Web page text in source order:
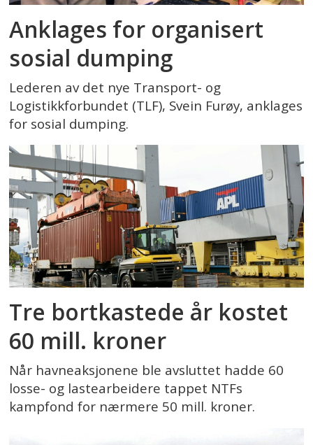
Anklages for organisert
sosial dumping
Lederen av det nye Transport- og
Logistikkforbundet (TLF), Svein Furøy, anklages
for sosial dumping.
Tre bortkastede år kostet
60 mill. kroner
Når havneaksjonene ble avsluttet hadde 60
losse- og lastearbeidere tappet NTFs
kampfond for nærmere 50 mill. kroner.